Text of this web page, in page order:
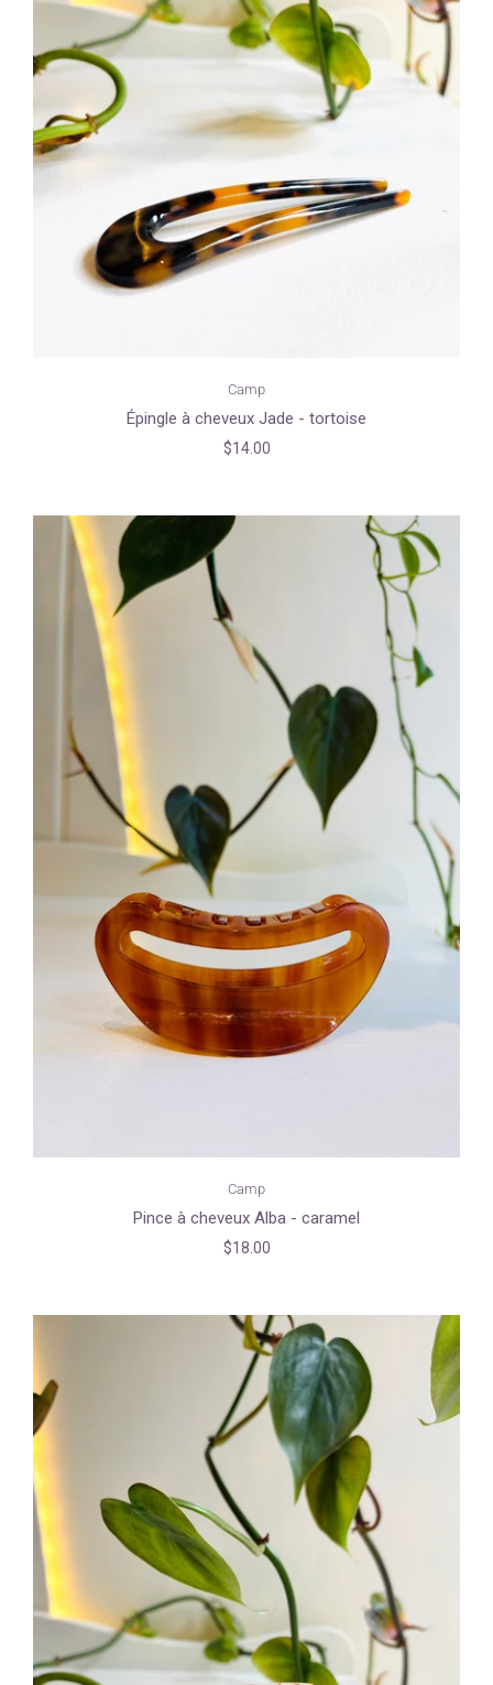
Camp
Épingle à cheveux Jade - tortoise
$14.00
Camp
Pince à cheveux Alba - caramel
$18.00